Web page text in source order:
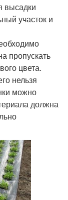
высадки
участок и
пропускать
цвета.
нельзя
можно
должна